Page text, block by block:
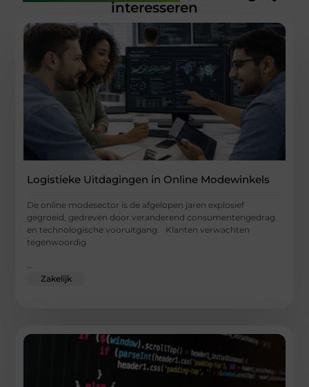
interesseren
Logistieke Uitdagingen in Online Modewinkels
De online modesector is de afgelopen jaren explosief
gegroeid, gedreven door veranderend consumentengedrag
en technologische vooruitgang. Klanten verwachten
tegenwoordig
Zakelijk